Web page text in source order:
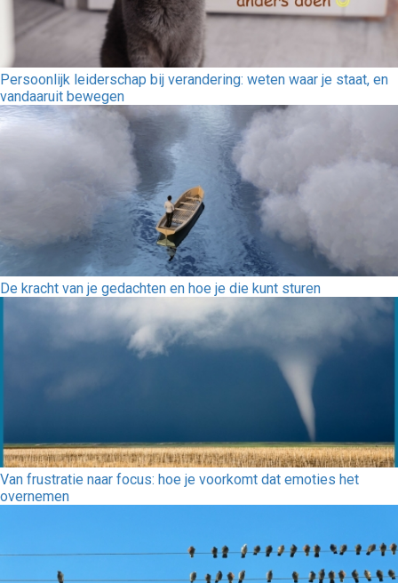
Persoonlijk leiderschap bij verandering: weten waar je staat, en
vandaaruit bewegen
De kracht van je gedachten en hoe je die kunt sturen
Van frustratie naar focus: hoe je voorkomt dat emoties het
overnemen